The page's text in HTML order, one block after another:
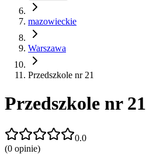
mazowieckie
Warszawa
Przedszkole nr 21
Przedszkole nr 21
0.0
(0 opinie)